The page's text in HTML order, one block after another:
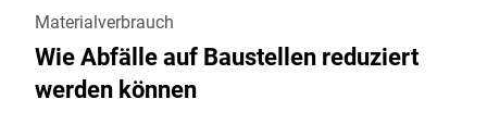
Materialverbrauch
Wie Abfälle auf Baustellen reduziert
werden können